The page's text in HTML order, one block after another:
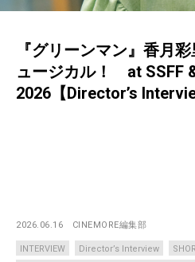
『グリーンマン』香月
ュージカル！ at SSFF
2026【Director’s
2026.06.16 CINEMORE編集部
INTERVIEW Director’s Interview